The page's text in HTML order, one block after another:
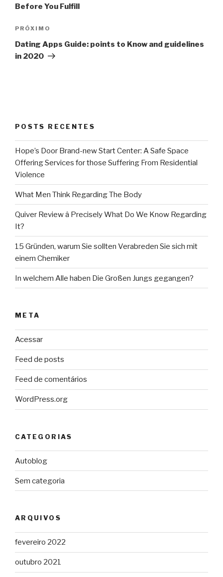
Before You Fulfill
Próximo
post
PRÓXIMO
Dating Apps Guide: points to Know and guidelines
in 2020
POSTS RECENTES
Hope’s Door Brand-new Start Center: A Safe Space
Offering Services for those Suffering From Residential
Violence
What Men Think Regarding The Body
Quiver Review â Precisely What Do We Know Regarding
It?
15 Gründen, warum Sie sollten Verabreden Sie sich mit
einem Chemiker
In welchem Alle haben Die Großen Jungs gegangen?
META
Acessar
Feed de posts
Feed de comentários
WordPress.org
CATEGORIAS
Autoblog
Sem categoria
ARQUIVOS
fevereiro 2022
outubro 2021